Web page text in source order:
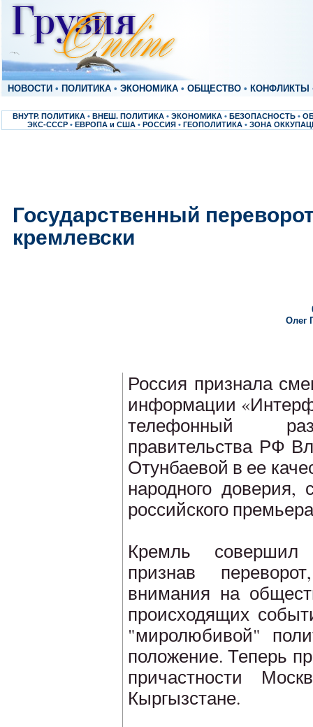
НОВОСТИ • ПОЛИТИКА • ЭКОНОМИКА • ОБЩЕСТВО • КОНФЛИКТЫ
ВНУТР. ПОЛИТИКА • ВНЕШ. ПОЛИТИКА • ЭКОНОМИКА • БЕЗОПАСНОСТЬ •
ЭКС-СССР • ЕВРОПА и США • РОССИЯ • ГЕОПОЛИТИКА • ЗОНА
Государственный
кремлевски
Олег
Россия признала
информации
телефонный
правительства РФ
Отунбаевой в ее
народного доверия,
российского
Кремль совершил
признав
внимания на
происходящих
"миролюбивой"
положение. Теперь
причастности
Кыргызстане.